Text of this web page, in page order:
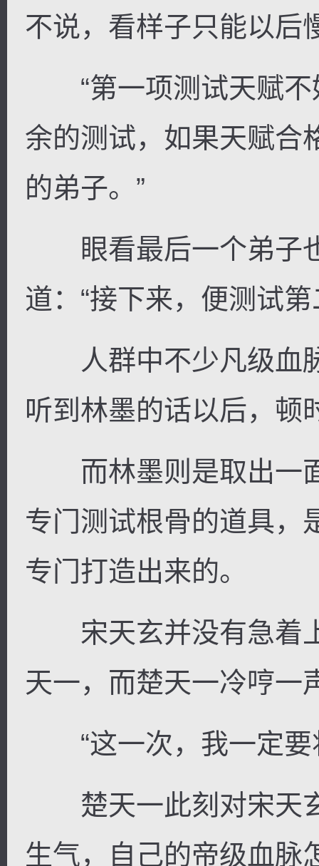
不说，看样子只能以后
“第一项测试天赋不
余的测试，如果天赋合
的弟子。”
眼看最后一个弟子
道：“接下来，便测试
人群中不少凡级血
听到林墨的话以后，顿
而林墨则是取出一
专门测试根骨的道具，
专门打造出来的。
宋天玄并没有急着
天一，而楚天一冷哼一
“这一次，我一定要
楚天一此刻对宋天
生气，自己的帝级血脉